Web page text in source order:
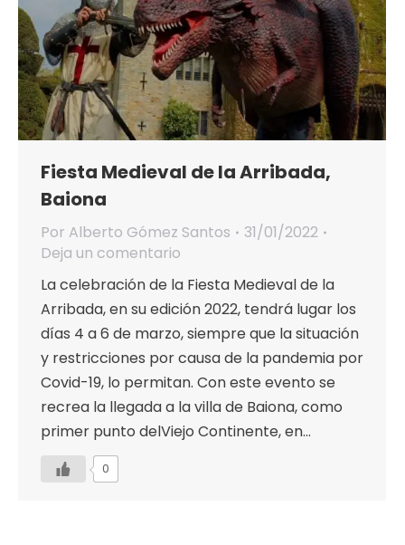
Fiesta Medieval de la Arribada,
Baiona
Por Alberto Gómez Santos
31/01/2022
Deja un comentario
La celebración de la Fiesta Medieval de la
Arribada, en su edición 2022, tendrá lugar los
días 4 a 6 de marzo, siempre que la situación
y restricciones por causa de la pandemia por
Covid-19, lo permitan. Con este evento se
recrea la llegada a la villa de Baiona, como
primer punto delViejo Continente, en…
0